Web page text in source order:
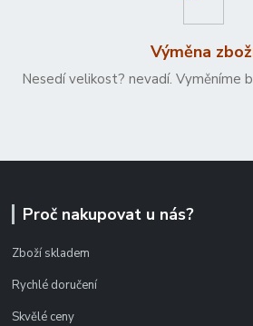
Výměna
Nesedí velikost? nevadí. Vyměníme
Proč nakupovat u nás?
Zboží skladem
Rychlé doručení
Skvělé ceny